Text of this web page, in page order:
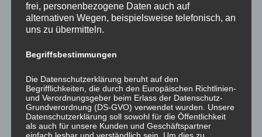
frei, personenbezogene Daten auch auf
alternativen Wegen, beispielsweise telefonisch, an
uns zu übermitteln.
Begriffsbestimmungen
Die Datenschutzerklärung beruht auf den
Begrifflichkeiten, die durch den Europäischen Richtlinien-
und Verordnungsgeber beim Erlass der Datenschutz-
Grundverordnung (DS-GVO) verwendet wurden. Unsere
Datenschutzerklärung soll sowohl für die Öffentlichkeit
als auch für unsere Kunden und Geschäftspartner